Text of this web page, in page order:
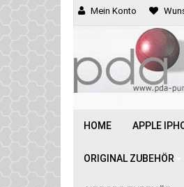
Mein Konto
HOME APPLE
ORIGINAL ZUBEHÖR